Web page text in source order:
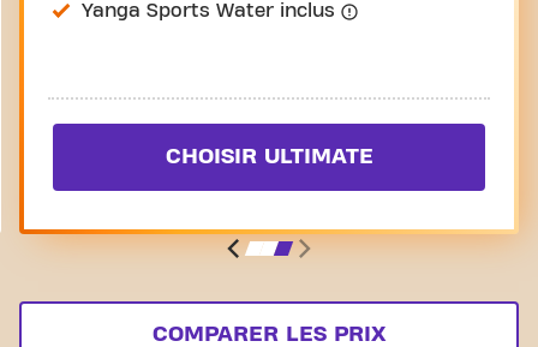
Yanga Sports Water inclus
CHOISIR ULTIMATE
COMPARER LES PRIX